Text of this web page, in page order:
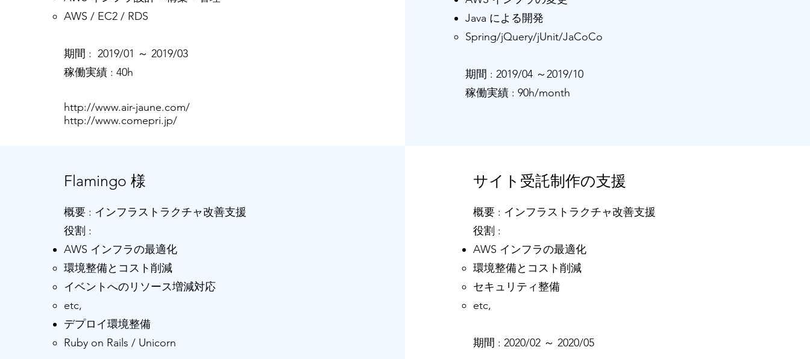
AWS / EC2 / RDS​
​期間 : 2019/01 ～ 2019/03
​稼働実績 : 40h
http://www.air-jaune.com/
http://www.comepri.jp/
Java による開発
Spring/jQuery/jUnit/JaCoCo
​​期間 : 2019/04 ～2019/10
​​稼働実績 : 90h/month
Flamingo 様
概要 : インフラストラクチャ改善支援
役割 :
AWS インフラの最適化
​環境整備とコスト削減
イベントへのリソース増減対応
etc,
デプロイ環境整備
Ruby on Rails / Unicorn
サイト受託制作の支援
概要 : インフラストラクチャ改善支援
役割 :
AWS インフラの最適化
​環境整備とコスト削減
セキュリティ整備
etc,
​​期間 : 2020/02 ～ 2020/05